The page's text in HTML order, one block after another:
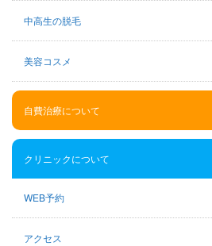
中高生の脱毛
美容コスメ
自費治療について
クリニックについて
WEB予約
アクセス